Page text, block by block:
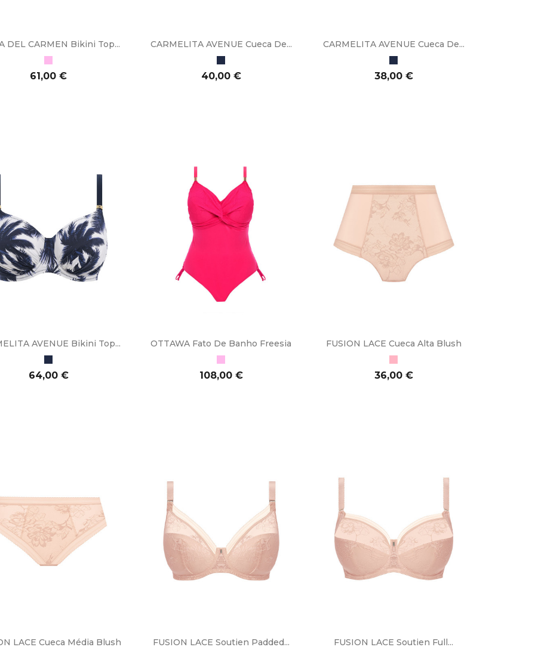
DEL CARMEN Bikini Top...
Preço
61,00 €
CARMELITA AVENUE Cueca De...
Marinho
Preço
40,00 €
CARMELITA AVENUE Cueca De...
Marinho
Preço
38,00 €
AVENUE Bikini Top...
Marinho
Preço
64,00 €
OTTAWA Fato De Banho Freesia
Preço
108,00 €
FUSION LACE Cueca Alta Blush
Preço
36,00 €
LACE Cueca Média Blush
FUSION LACE Soutien Padded...
FUSION LACE Soutien Full...